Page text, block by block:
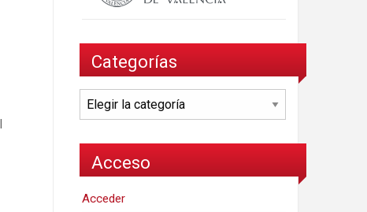
Categorías
Categorías
Acceso
Acceder